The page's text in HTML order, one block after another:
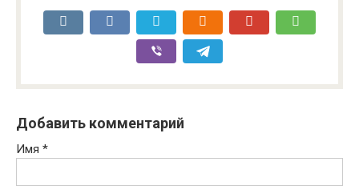
Добавить комментарий
Имя *